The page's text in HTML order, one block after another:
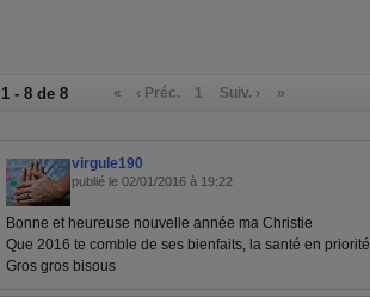
1 - 8 de 8 « ‹ Préc. 1 Suiv. › »
virgule190
publié le 02/01/2016 à 19:22
Bonne et heureuse nouvelle année ma Christie
Que 2016 te comble de ses bienfaits, la santé en priorité
Gros gros bisous